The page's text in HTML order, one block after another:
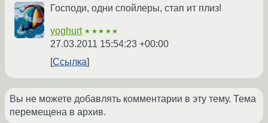
Господи, одни спойлеры, стап ит плиз!
yoghurt ★★★★★
27.03.2011 15:54:23 +00:00
Ссылка
Вы не можете добавлять комментарии в эту тему. Тема
перемещена в архив.